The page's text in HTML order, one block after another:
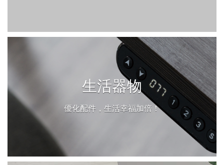
生活器物
優化配件，生活幸福加倍！